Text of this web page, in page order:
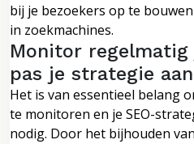
bij je bezoekers op te
in zoekmachines.
Monitor
pas je strategie
Het is van essentieel belang
te monitoren en je SEO-
nodig. Door het bijhouden